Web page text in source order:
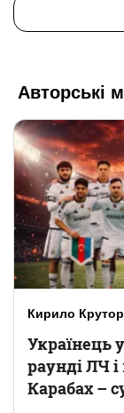
Авторські
Кирило
Українець
раунді ЛЧ
Карабах –